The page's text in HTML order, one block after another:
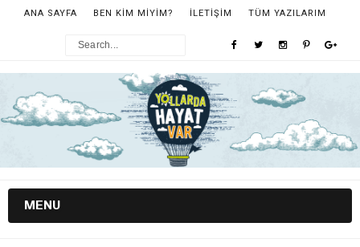
ANA SAYFA BEN KİM MİYİM? İLETİŞİM TÜM YAZILARIM
MENU